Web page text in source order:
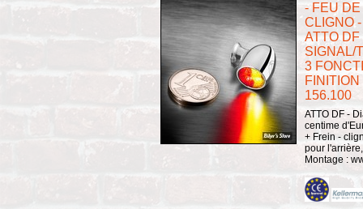
- FEU
CLIGNO
ATTO DF
SIGNAL/
3
156.100
ATTO DF -
centime
+ Frein -
pour
Montage :